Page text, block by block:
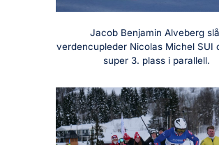
Jacob Benjamin Alveberg
verdencupleder Nicolas Michel SUI
super 3. plass i parallell.